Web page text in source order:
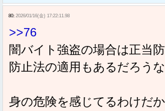
80: 2026/01/16(金) 17:22:11.98
>>76
闇バイト強盗の場合は正当
防止法の適用もあるだろうな
身の危険を感じてるわけだ